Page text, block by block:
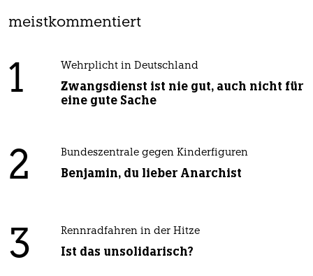
meistkommentiert
1 Wehrplicht in Deutschland
Zwangsdienst ist nie gut, auch nicht für
eine gute Sache
2 Bundeszentrale gegen Kinderfiguren
Benjamin, du lieber Anarchist
3 Rennradfahren in der Hitze
Ist das unsolidarisch?